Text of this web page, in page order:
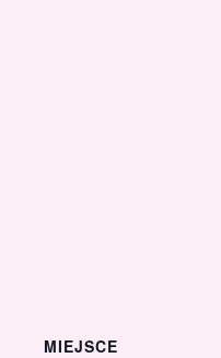
MIEJSCE